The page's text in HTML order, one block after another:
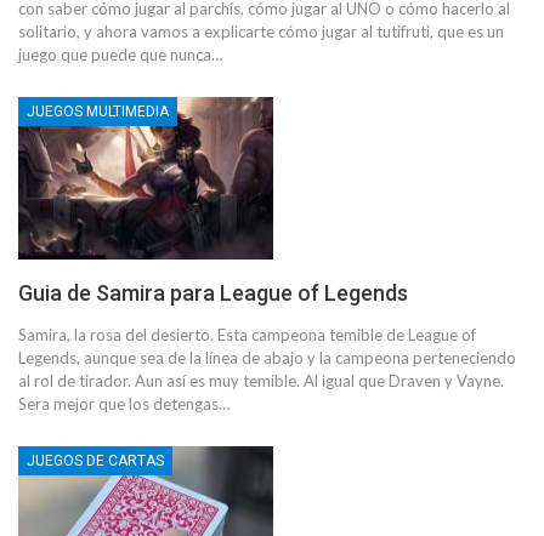
con saber cómo jugar al parchís, cómo jugar al UNO o cómo hacerlo al
solitario, y ahora vamos a explicarte cómo jugar al tutifruti, que es un
juego que puede que nunca…
JUEGOS MULTIMEDIA
Guia de Samira para League of Legends
Samira, la rosa del desierto. Esta campeona temible de League of
Legends, aunque sea de la línea de abajo y la campeona perteneciendo
al rol de tirador. Aun así es muy temible. Al igual que Draven y Vayne.
Sera mejor que los detengas…
JUEGOS DE CARTAS